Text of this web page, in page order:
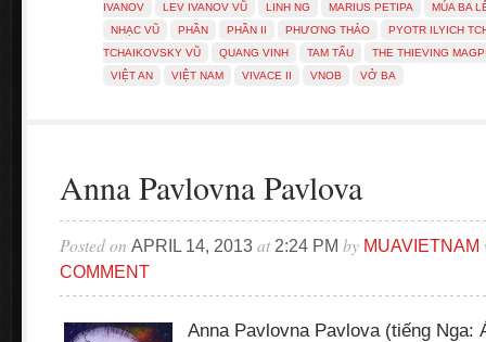
IVANOV
LEV IVANOV VŨ LINH NG MARIUS PETIPA
MÚA BA
NHẠC VŨ
PHẦN PHẦN II PHƯƠNG THẢO
PYOTR ILYICH
TCHAIKOVSKY VŨ
QUANG VINH TAM TẤU
THE THIEVING
VIỆT AN
VIỆT NAM VIVACE II VNOB VỞ BA
Anna Pavlovna Pavlova
Posted on APRIL 14, 2013 at 2:24 PM by MUAVIETNAM
COMMENT
Anna Pavlovna Pavlova (tiếng Nga: